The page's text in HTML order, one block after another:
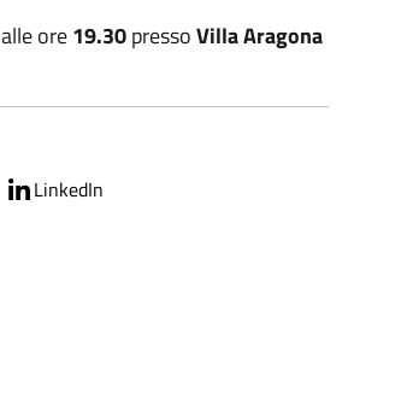
alle ore19.30pressoVilla Aragona
LinkedIn